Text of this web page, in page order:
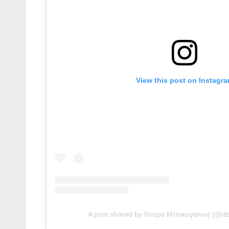
View this post on
A post shared by Ντόρα Μπακογιάννη